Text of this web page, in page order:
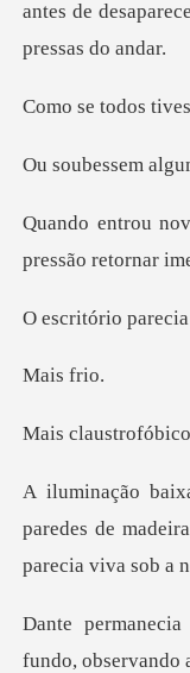
antes de
os
pr
s f
laustr
paredes de
fu